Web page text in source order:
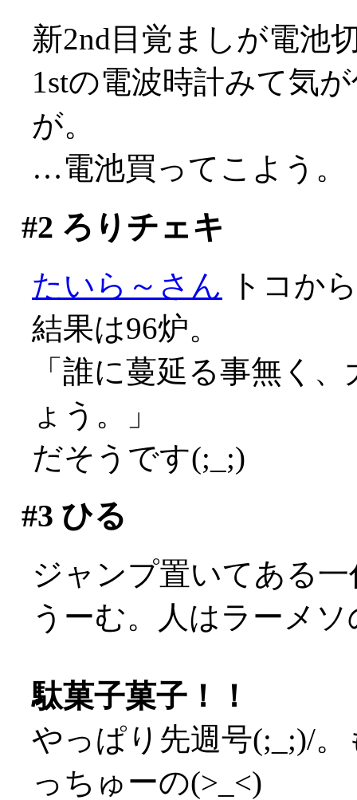
新2nd目覚ましが電池
1stの電波時計みて気
が。
…電池買ってこよう。
#2 ろりチェキ
たいら～さん トコか
結果は96炉。
「誰に蔓延る事無く
ょう。」
だそうです(;_;)
#3 ひる
ジャンプ置いてある
うーむ。人はラーメ
駄菓子菓子！！
やっぱり先週号(;_;)/
っちゅーの(>_<)